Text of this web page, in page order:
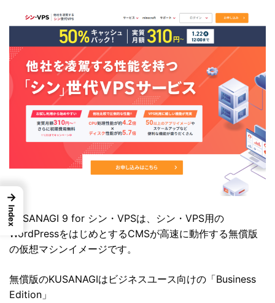
KUSANAGI 9 for シン・VPSは、シン・VPS用の
WordPressをはじめとするCMSが高速に動作する無償版
の仮想マシンイメージです。
無償版のKUSANAGIはビジネスユース向けの「Business
Edition」
→
Index